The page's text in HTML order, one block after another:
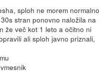
sploh ne morem normalno
stran ponovno naložila na
že več kot 1 leto a očitno ni
ali sploh javno priznali,